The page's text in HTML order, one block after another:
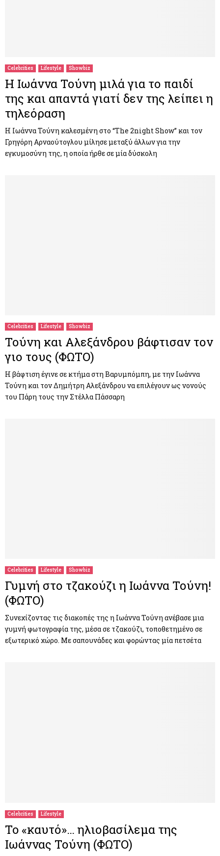
Celebrities Lifestyle Showbiz
Η Ιωάννα Τούνη μιλά για το παιδί
της και απαντά γιατί δεν της λείπει η
τηλεόραση
Η Ιωάννα Τούνη καλεσμένη στο “The 2night Show” και τον
Γρηγόρη Αρναούτογλου μίλησε μεταξύ άλλων για την
εγκυμοσύνη της, η οποία ήρθε σε μία δύσκολη
Celebrities Lifestyle Showbiz
Τούνη και Αλεξάνδρου βάφτισαν τον
γιο τους (ΦΩΤΟ)
Η βάφτιση έγινε σε κτήμα στη Βαρυμπόμπη, με την Ιωάννα
Τούνη και τον Δημήτρη Αλεξάνδρου να επιλέγουν ως νονούς
του Πάρη τους την Στέλλα Πάσσαρη
Celebrities Lifestyle Showbiz
Γυμνή στο τζακούζι η Ιωάννα Τούνη!
(ΦΩΤΟ)
Συνεχίζοντας τις διακοπές της η Ιωάννα Τούνη ανέβασε μια
γυμνή φωτογραφία της, μέσα σε τζακούζι, τοποθετημένο σε
εξωτερικό χώρο. Με σαπουνάδες και φορώντας μία πετσέτα
Celebrities Lifestyle
To «καυτό»… ηλιοβασίλεμα της
Ιωάννας Τούνη (ΦΩΤΟ)